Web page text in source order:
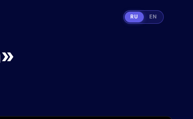
RU EN